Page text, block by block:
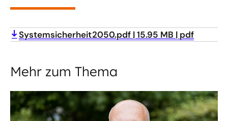
Systemsicherheit2050.pdf 15.95 MB pdf
Mehr zum Thema